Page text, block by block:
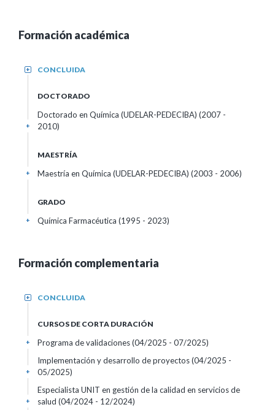
Formación académica
CONCLUIDA
+
DOCTORADO
Doctorado en Química (UDELAR-PEDECIBA) (2007 -
2010)
+
MAESTRÍA
Maestría en Química (UDELAR-PEDECIBA) (2003 - 2006)
+
GRADO
Química Farmacéutica (1995 - 2023)
+
Formación complementaria
CONCLUIDA
+
CURSOS DE CORTA DURACIÓN
Programa de validaciones(04/2025 - 07/2025)
+
Implementación y desarrollo de proyectos(04/2025 -
05/2025)
+
Especialista UNIT en gestión de la calidad en servicios de
salud (04/2024 - 12/2024)
+